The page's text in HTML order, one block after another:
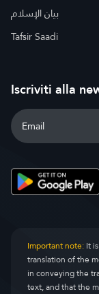
بيان الإسلام
Tafsir Saadi
Iscriviti alla
Important note:It
translation of the
in conveying the
text, and that the